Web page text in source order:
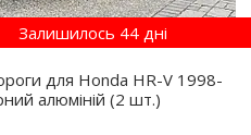
Залишилось 44 дні
для Honda HR-V 1998-
алюміній (2 шт.)